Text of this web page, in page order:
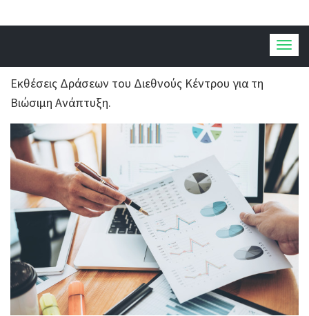
Εκθέσεις Δράσεων του Διεθνούς Κέντρου για τη
Βιώσιμη Ανάπτυξη.